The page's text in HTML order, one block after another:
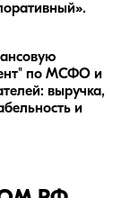
по МСФО и
выручка,
и